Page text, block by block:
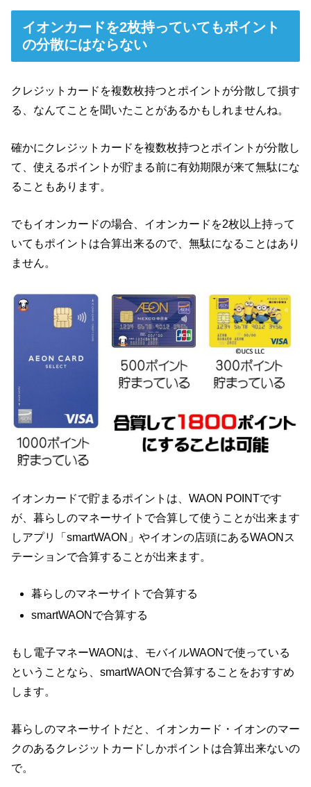
イオンカードを2枚持っていてもポイント
の分散にはならない
クレジットカードを複数枚持つとポイントが分散して損す
る、なんてことを聞いたことがあるかもしれませんね。
確かにクレジットカードを複数枚持つとポイントが分散し
て、使えるポイントが貯まる前に有効期限が来て無駄にな
ることもあります。
でもイオンカードの場合、イオンカードを2枚以上持って
いてもポイントは合算出来るので、無駄になることはあり
ません。
イオンカードで貯まるポイントは、WAON POINTです
が、暮らしのマネーサイトで合算して使うことが出来ます
しアプリ「smartWAON」やイオンの店頭にあるWAONス
テーションで合算することが出来ます。
暮らしのマネーサイトで合算する
smartWAONで合算する
もし電子マネーWAONは、モバイルWAONで使っている
ということなら、smartWAONで合算することをおすすめ
します。
暮らしのマネーサイトだと、イオンカード・イオンのマー
クのあるクレジットカードしかポイントは合算出来ないの
で。